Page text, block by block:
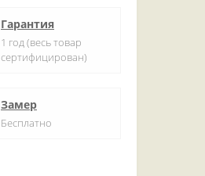
Гарантия
1 год (весь товар
сертифицирован)
Замер
Бесплатно